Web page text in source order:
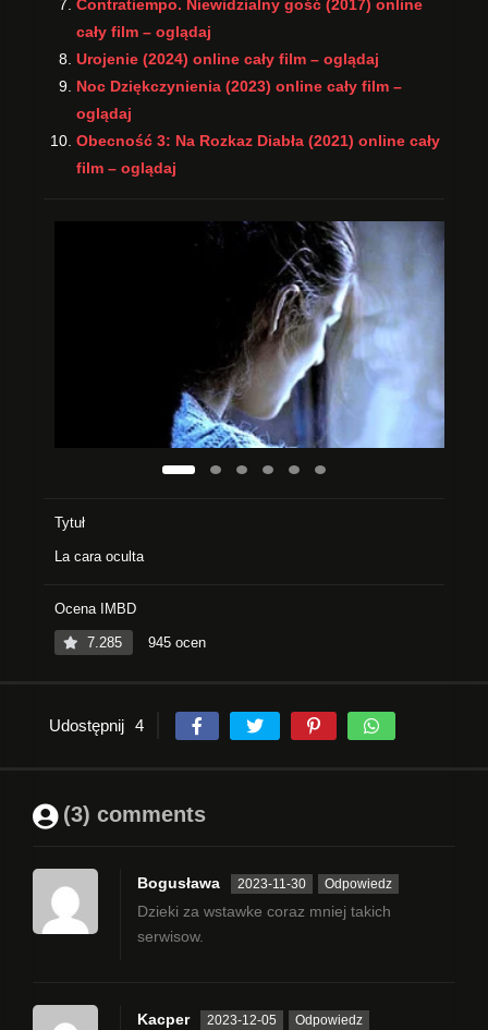
Contratiempo. Niewidzialny gość (2017) online
cały film – oglądaj
Urojenie (2024) online cały film – oglądaj
Noc Dziękczynienia (2023) online cały film –
oglądaj
Obecność 3: Na Rozkaz Diabła (2021) online cały
film – oglądaj
Tytuł
La cara oculta
Ocena IMBD
7.285 945 ocen
Udostępnij 4
(3) comments
Bogusława 2023-11-30 Odpowiedz
Dzieki za wstawke coraz mniej takich
serwisow.
Kacper 2023-12-05 Odpowiedz